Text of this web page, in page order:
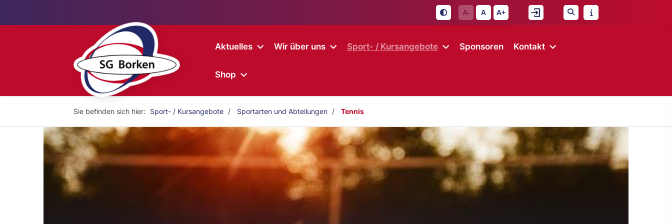
A- A A+
Aktuelles Wir über uns Sport- / Kursangebote Sponsoren Kontakt
Shop
Sie befinden sich hier: Sport- / Kursangebote Sportarten und Abteilungen Tennis